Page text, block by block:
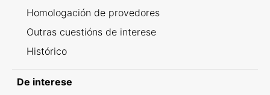
Homologación de provedores
Outras cuestións de interese
Histórico
De interese